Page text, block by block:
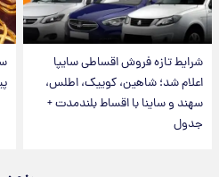
شرایط تازه فروش اقساطی سایپا
اعلام شد؛ شاهین، کوییک، اطلس،
سهند و ساینا با اقساط بلندمدت +
جدول